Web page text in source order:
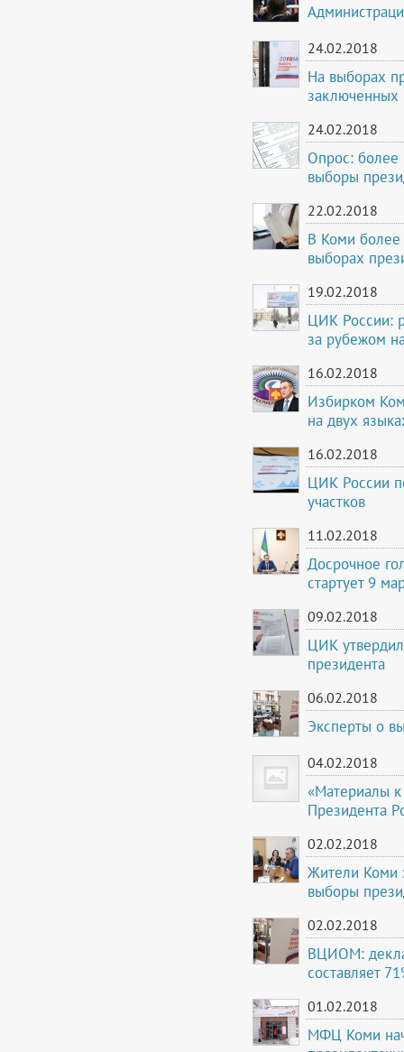
24.02.2018
На выборах
заключенных
24.02.2018
Опрос: более
выборы
22.02.2018
В Коми более
выборах
19.02.2018
ЦИК России:
за рубежом
16.02.2018
Избирком
на двух
16.02.2018
ЦИК России
участков
11.02.2018
Досрочное
стартует 9
09.02.2018
ЦИК
президента
06.02.2018
Эксперты о
04.02.2018
«Материалы
Президента
02.02.2018
Жители Коми
выборы
02.02.2018
ВЦИОМ:
составляет
01.02.2018
МФЦ Коми